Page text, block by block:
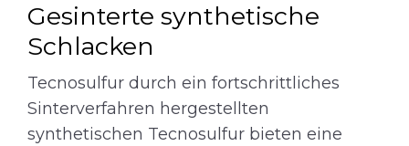
Gesinterte synthetische
Schlacken
Tecnosulfur durch ein fortschrittliches
Sinterverfahren hergestellten
synthetischen Tecnosulfur bieten eine